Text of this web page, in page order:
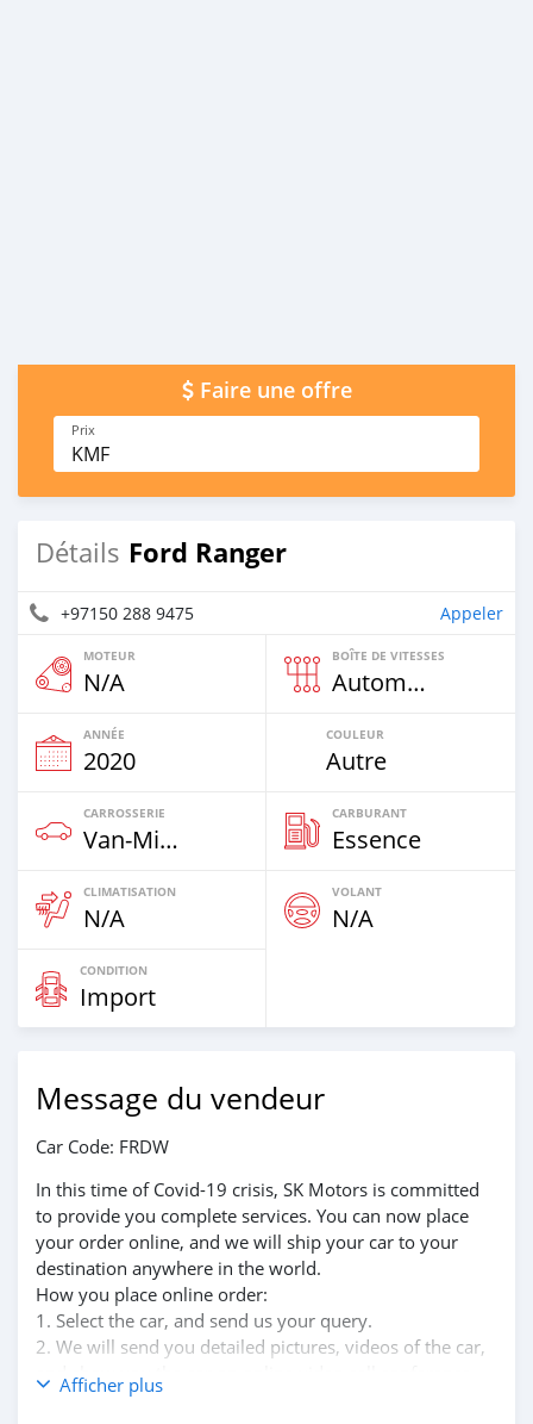
Faire une offre
Prix
KMF
Détails Ford Ranger
+97150 288 9475 Appeler
MOTEUR
N/A
BOÎTE DE VITESSES
Automatique
ANNÉE
2020
COULEUR
Autre
CARROSSERIE
Van‒Minibus
CARBURANT
Essence
CLIMATISATION
N/A
VOLANT
N/A
CONDITION
Import
Message du vendeur
Car Code: FRDW
In this time of Covid-19 crisis, SK Motors is committed
to provide you complete services. You can now place
your order online, and we will ship your car to your
destination anywhere in the world.
How you place online order:
1. Select the car, and send us your query.
2. We will send you detailed pictures, videos of the car,
and show you the car on online video call conference.
3. Once we agree on a certain price, we will send you a
Afficher plus